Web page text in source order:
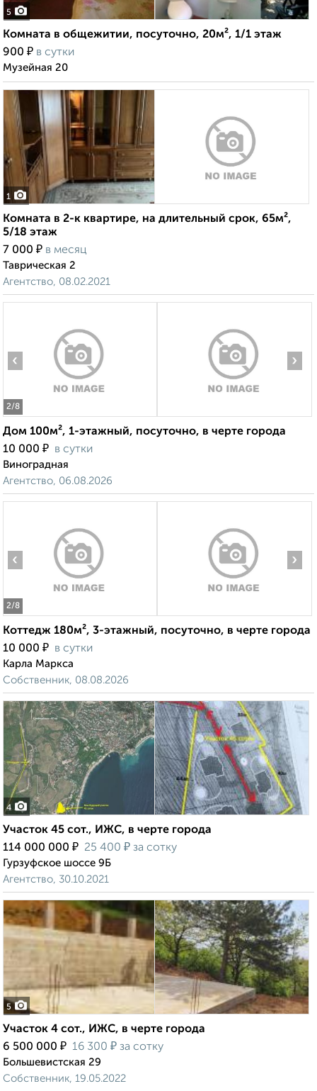
5
Комната в общежитии, посуточно, 20м², 1/1 этаж
900 ₽ в сутки
Музейная 20
1
Комната в 2-к квартире, на длительный срок, 65м²,
5/18 этаж
7 000 ₽ в месяц
Таврическая 2
Агентство, 08.02.2021
2/8
‹ ›
Дом 100м², 1-этажный, посуточно, в черте города
10 000 ₽ в сутки
Виноградная
Агентство, 06.08.2026
2/8
‹ ›
Коттедж 180м², 3-этажный, посуточно, в черте города
10 000 ₽ в сутки
Карла Маркса
Собственник, 08.08.2026
4
Участок 45 сот., ИЖС, в черте города
114 000 000 ₽ 25 400 ₽ за сотку
Гурзуфское шоссе 9Б
Агентство, 30.10.2021
5
Участок 4 сот., ИЖС, в черте города
6 500 000 ₽ 16 300 ₽ за сотку
Большевистская 29
Собственник, 19.05.2022